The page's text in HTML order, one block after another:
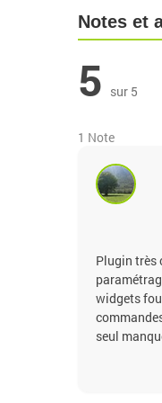
Notes et
5 sur 5
1 Note
Plugin très
widgets
seul